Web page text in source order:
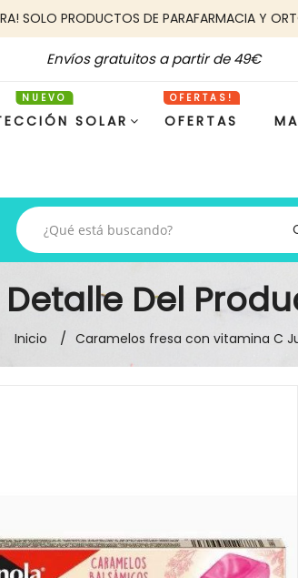
SOLO PRODUCTOS DE PARAFARMACIA Y
Envíos gratuitos a partir de 49€
SOLAR OFERTAS
Detalle Del
Inicio Caramelos fresa con vitamina C